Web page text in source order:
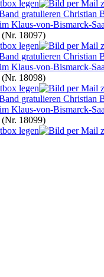
(Nr. 18097)
(Nr. 18098)
(Nr. 18099)